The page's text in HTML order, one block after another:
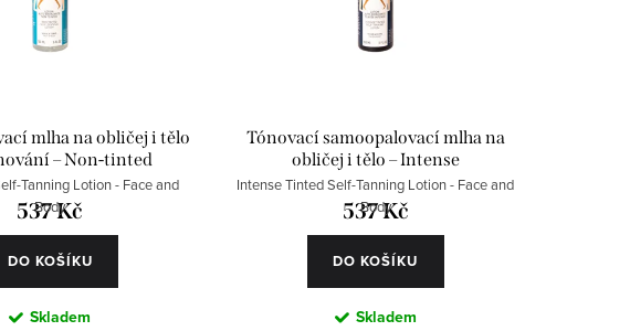
mlha na obličej i tělo
– Non-tinted
Tanning Lotion - Face and
Body
537 Kč
DO KOŠÍKU
Skladem
Tónovací samoopalovací mlha na
obličej i tělo – Intense
Intense Tinted Self-Tanning Lotion - Face and
Body
537 Kč
DO KOŠÍKU
Skladem